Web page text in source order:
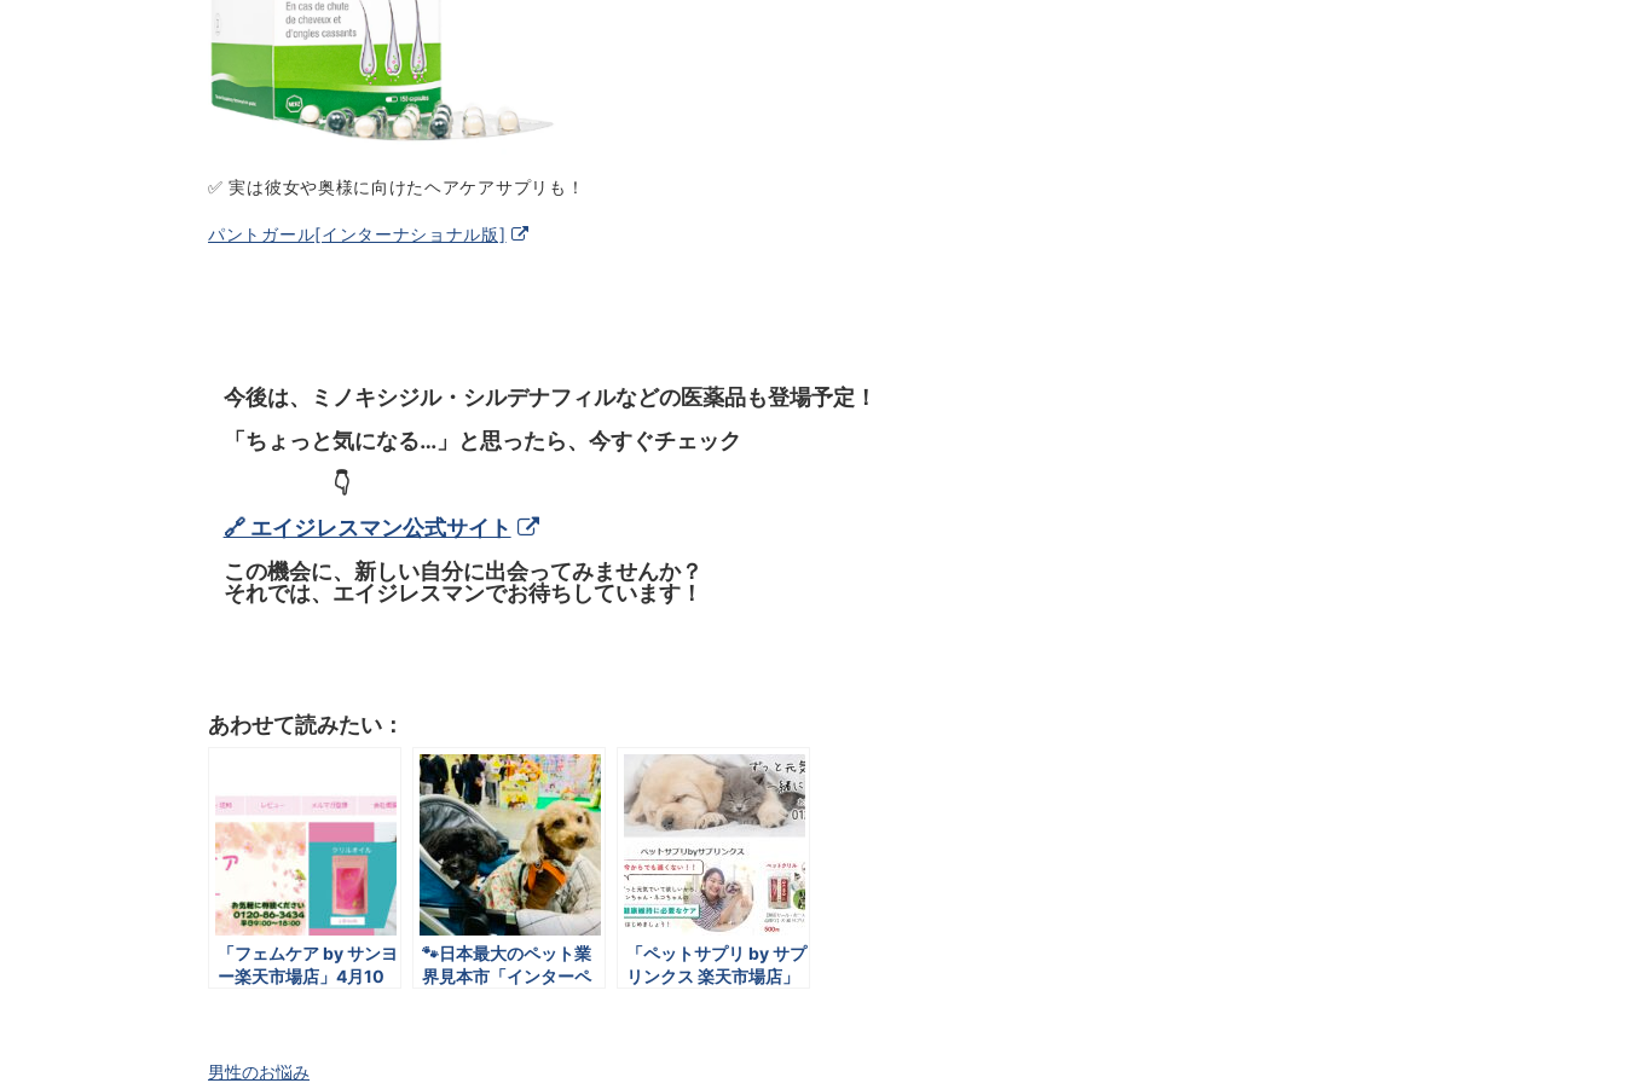
✅ 実は彼女や奥様に向けたヘアケアサプリも！
パントガール[インターナショナル版]
今後は、ミノキシジル・シルデナフィルなどの医薬品も登場予定！
「ちょっと気になる…」と思ったら、今すぐチェック
👇
🔗 エイジレスマン公式サイト
この機会に、新しい自分に出会ってみませんか？
それでは、エイジレスマンでお待ちしています！
あわせて読みたい：
「フェムケア by サンヨ
ー楽天市場店」4月10
🐾日本最大のペット業
界見本市「インターペ
「ペットサプリ by サプ
リンクス 楽天市場店」
男性のお悩み